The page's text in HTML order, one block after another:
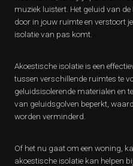
muziek luistert. Het geluid van
door in jouw ruimte en verstoort
isolatie van pas komt.
Akoestische isolatie is een
tussen verschillende ruimtes te
geluidsisolerende materialen en
van geluidsgolven beperkt,
worden verminderd.
Of het nu gaat om een woning,
akoestische isolatie kan helpen